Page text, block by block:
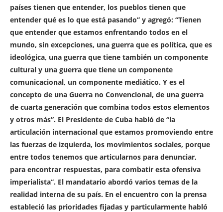
países tienen que entender, los pueblos tienen que
entender qué es lo que está pasando” y agregó: “Tienen
que entender que estamos enfrentando todos en el
mundo, sin excepciones, una guerra que es política, que es
ideológica, una guerra que tiene también un componente
cultural y una guerra que tiene un componente
comunicacional, un componente mediático. Y es el
concepto de una Guerra no Convencional, de una guerra
de cuarta generación que combina todos estos elementos
y otros más”. El Presidente de Cuba habló de “la
articulación internacional que estamos promoviendo entre
las fuerzas de izquierda, los movimientos sociales, porque
entre todos tenemos que articularnos para denunciar,
para encontrar respuestas, para combatir esta ofensiva
imperialista”. El mandatario abordó varios temas de la
realidad interna de su país. En el encuentro con la prensa
estableció las prioridades fijadas y particularmente habló